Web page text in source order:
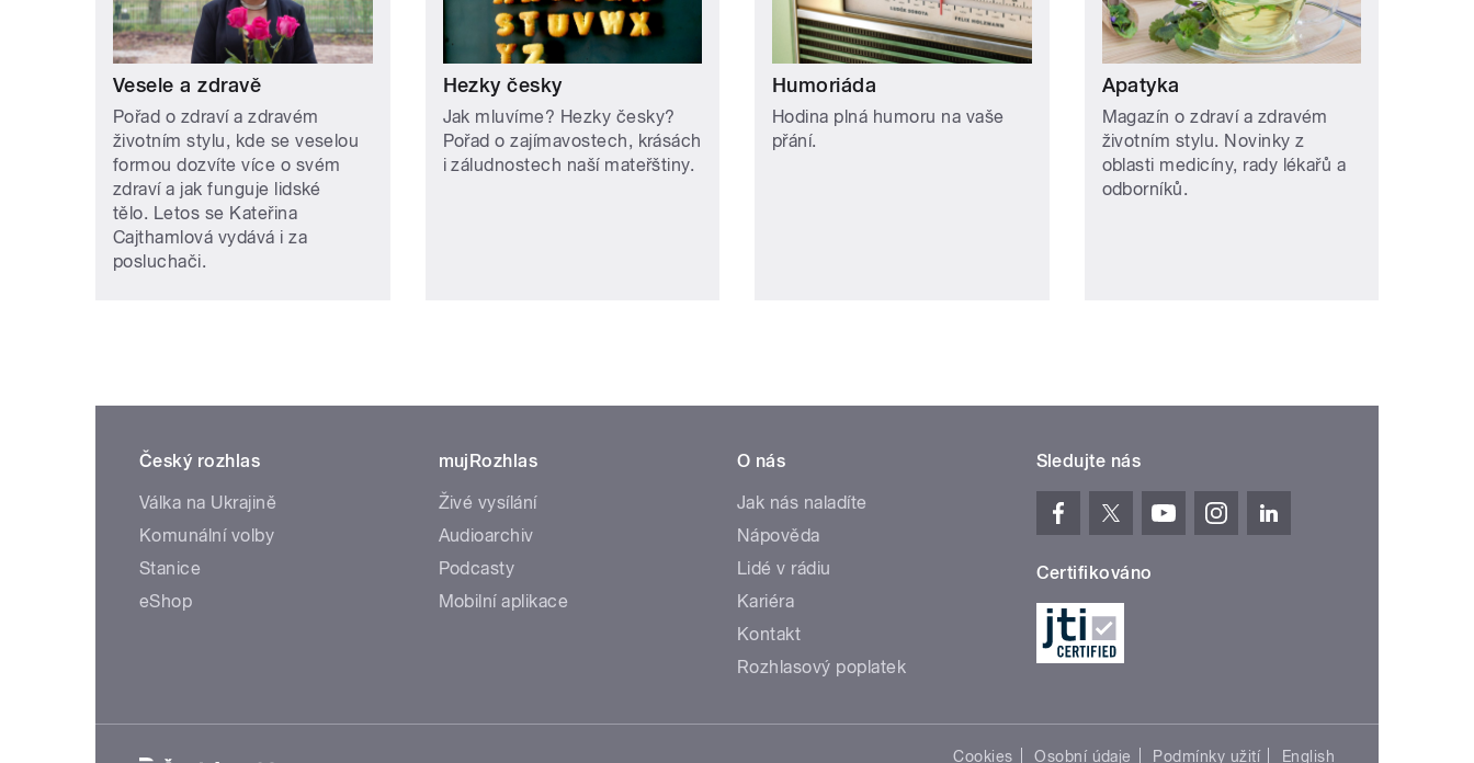
Vesele a zdravě
Pořad o zdraví a zdravém
životním stylu, kde se veselou
formou dozvíte více o svém
zdraví a jak funguje lidské
tělo. Letos se Kateřina
Cajthamlová vydává i za
posluchači.
Hezky česky
Jak mluvíme? Hezky česky?
Pořad o zajímavostech, krásách
i záludnostech naší mateřštiny.
Humoriáda
Hodina plná humoru na vaše
přání.
Apatyka
Magazín o zdraví a zdravém
životním stylu. Novinky z
oblasti medicíny, rady lékařů a
odborníků.
Český rozhlas
Válka na Ukrajině
Komunální volby
Stanice
eShop
mujRozhlas
Živé vysílání
Audioarchiv
Podcasty
Mobilní aplikace
O nás
Jak nás naladíte
Nápověda
Lidé v rádiu
Kariéra
Kontakt
Rozhlasový poplatek
Sledujte nás
Certifikováno
Cookies Osobní údaje Podmínky užití English